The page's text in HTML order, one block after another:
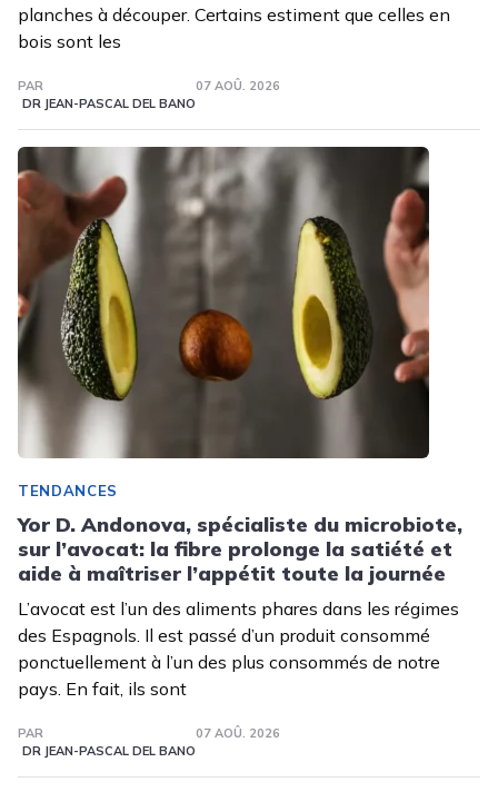
planches à découper. Certains estiment que celles en
bois sont les
PAR
DR JEAN-PASCAL DEL BANO
07 AOÛ. 2026
TENDANCES
Yor D. Andonova, spécialiste du microbiote,
sur l’avocat: la fibre prolonge la satiété et
aide à maîtriser l’appétit toute la journée
L’avocat est l’un des aliments phares dans les régimes
des Espagnols. Il est passé d’un produit consommé
ponctuellement à l’un des plus consommés de notre
pays. En fait, ils sont
PAR
DR JEAN-PASCAL DEL BANO
07 AOÛ. 2026